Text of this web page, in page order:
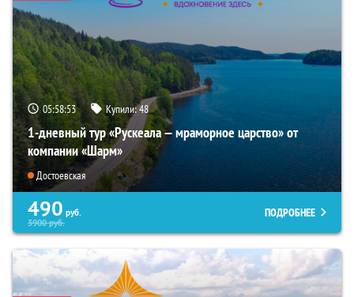
05:58:51 Купили:48
1-дневный тур «Рускеала — мраморное царство» от
компании «Шарм»
Достоевская
490 руб.
3900руб.
ПОДРОБНЕЕ